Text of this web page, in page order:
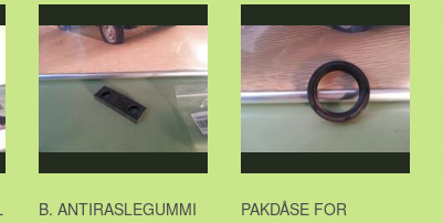
B. ANTIRASLEGUMMI
PAKDÅSE FOR